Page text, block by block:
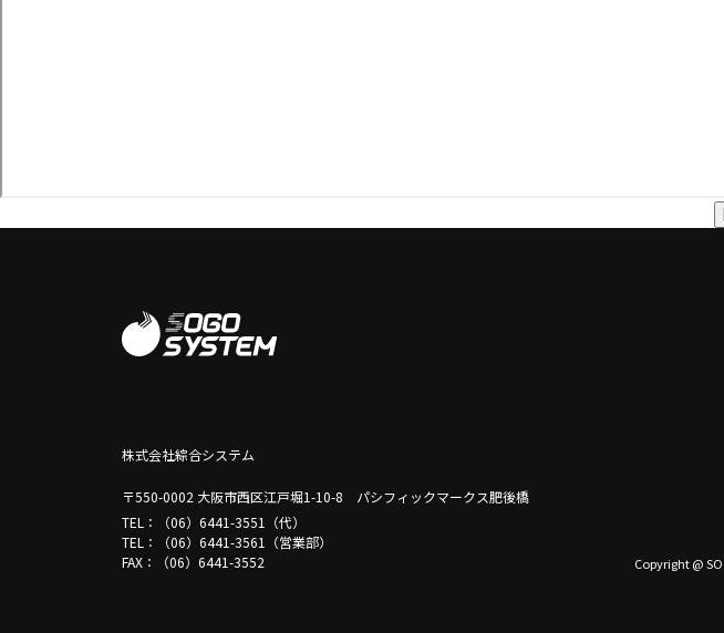
株式会社綜合システム
〒550-0002 大阪市西区江戸堀1-10-8 パシフィックマークス肥後橋
TEL：（06）6441-3551（代）
TEL：（06）6441-3561（営業部）
FAX：（06）6441-3552
Copyright @